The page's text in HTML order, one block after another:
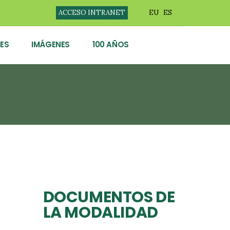
ACCESO INTRANET EU ES
IMÁGENES 100 AÑOS
DOCUMENTOS DE
LA MODALIDAD